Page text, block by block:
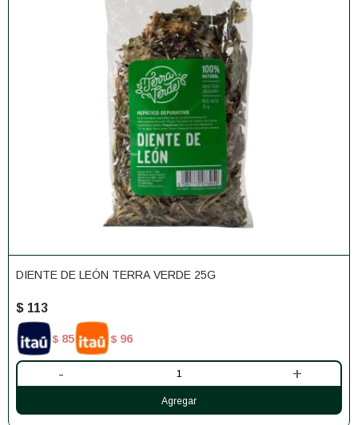
DIENTE DE LEÓN TERRA VERDE 25G
$ 113
$ 85 $ 96
- +